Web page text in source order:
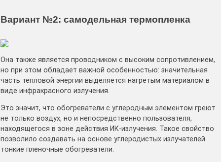
Вариант №2: самодельная термопленка
Она также является проводником с высоким сопротивлением,
но при этом обладает важной особенностью: значительная
часть тепловой энергии выделяется нагретым материалом в
виде инфракрасного излучения.
Это значит, что обогреватели с углеродным элементом греют
не только воздух, но и непосредственно пользователя,
находящегося в зоне действия ИК-излучения. Такое свойство
позволило создавать на основе углеродистых излучателей
тонкие пленочные обогреватели.